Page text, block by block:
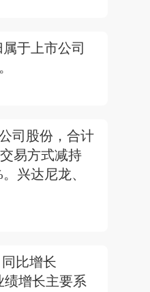
于上市公司
司股份，合计
易方式减持
兴达尼龙、
比增长
绩增长主要系